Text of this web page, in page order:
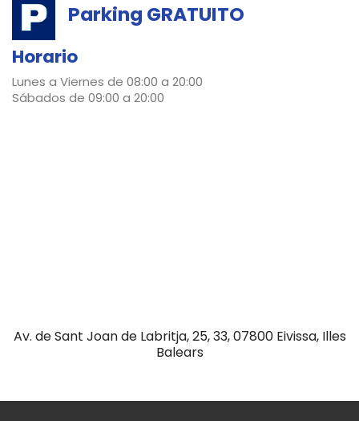
Parking GRATUITO
Horario
Lunes a Viernes de 08:00 a 20:00
Sábados de 09:00 a 20:00
Av. de Sant Joan de Labritja, 25, 33, 07800 Eivissa, Illes
Balears